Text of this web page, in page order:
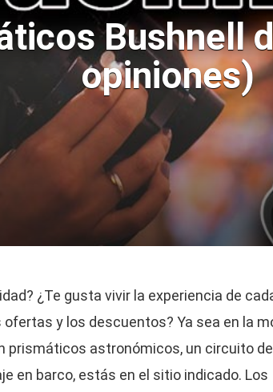
Bushnell
opiniones)
¿Te gusta vivir la experiencia de
y los descuentos? Ya sea en la
prismáticos astronómicos, un circuito de
en barco, estás en el sitio indicado. Los